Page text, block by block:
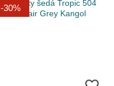
-30%